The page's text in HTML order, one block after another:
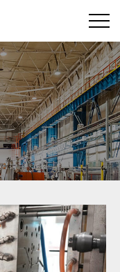
メ
ュ
ー
ボ
タ
ン